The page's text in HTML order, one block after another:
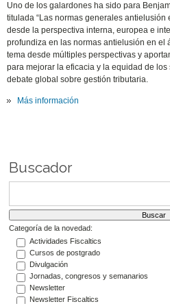
Uno de los galardones ha sido para
titulada “Las normas generales
desde la perspectiva interna, europea e
profundiza en las normas antielusión en el
tema desde múltiples perspectivas y
para mejorar la eficacia y la equidad de
debate global sobre gestión tributaria.
Más información
Buscador
Categoría de la novedad:
Actividades Fiscaltics
Cursos de postgrado
Divulgación
Jornadas, congresos y semanarios
Newsletter
Newsletter Fiscaltics